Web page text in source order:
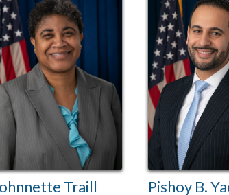
Traill Pishoy B.